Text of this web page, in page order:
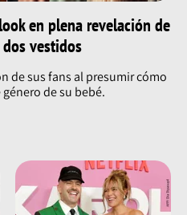
en plena revelación de
vestidos
de sus fans al presumir cómo
de su bebé.